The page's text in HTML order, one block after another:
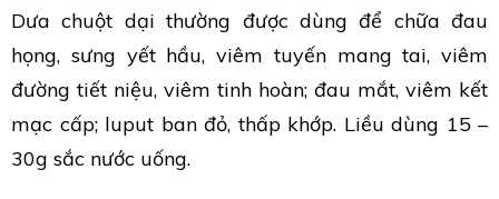
Dưa chuột dại thường được dùng để chữa đau
họng, sưng yết hầu, viêm tuyến mang tai, viêm
đường tiết niệu, viêm tinh hoàn; đau mắt, viêm kết
mạc cấp; luput ban đỏ, thấp khớp. Liều dùng 15 –
30g sắc nước uống.